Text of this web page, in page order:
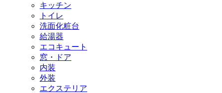
キッチン
トイレ
洗面化粧台
給湯器
エコキュート
窓・ドア
内装
外装
エクステリア